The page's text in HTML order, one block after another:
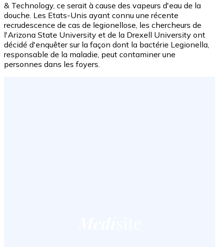
& Technology, ce serait à cause des vapeurs d'eau de la
douche. Les Etats-Unis ayant connu une récente
recrudescence de cas de legionellose, les chercheurs de
l'Arizona State University et de la Drexell University ont
décidé d'enquêter sur la façon dont la bactérie Legionella,
responsable de la maladie, peut contaminer une
personnes dans les foyers.